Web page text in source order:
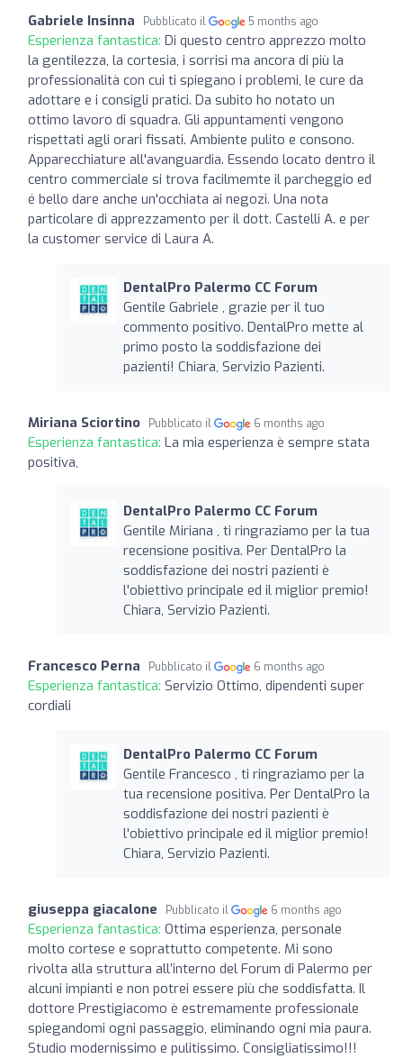
Gabriele Insinna Pubblicato il 5 months ago
Esperienza fantastica: Di questo centro apprezzo molto
la gentilezza, la cortesia, i sorrisi ma ancora di più la
professionalità con cui ti spiegano i problemi, le cure da
adottare e i consigli pratici. Da subito ho notato un
ottimo lavoro di squadra. Gli appuntamenti vengono
rispettati agli orari fissati. Ambiente pulito e consono.
Apparecchiature all'avanguardia. Essendo locato dentro il
centro commerciale si trova facilmemte il parcheggio ed
é bello dare anche un'occhiata ai negozi. Una nota
particolare di apprezzamento per il dott. Castelli A. e per
la customer service di Laura A.
DentalPro Palermo CC Forum
Gentile Gabriele , grazie per il tuo
commento positivo. DentalPro mette al
primo posto la soddisfazione dei
pazienti! Chiara, Servizio Pazienti.
Miriana Sciortino Pubblicato il 6 months ago
Esperienza fantastica: La mia esperienza è sempre stata
positiva,
DentalPro Palermo CC Forum
Gentile Miriana , ti ringraziamo per la tua
recensione positiva. Per DentalPro la
soddisfazione dei nostri pazienti è
l'obiettivo principale ed il miglior premio!
Chiara, Servizio Pazienti.
Francesco Perna Pubblicato il 6 months ago
Esperienza fantastica: Servizio Ottimo, dipendenti super
cordiali
DentalPro Palermo CC Forum
Gentile Francesco , ti ringraziamo per la
tua recensione positiva. Per DentalPro la
soddisfazione dei nostri pazienti è
l'obiettivo principale ed il miglior premio!
Chiara, Servizio Pazienti.
giuseppa giacalone Pubblicato il 6 months ago
Esperienza fantastica: Ottima esperienza, personale
molto cortese e soprattutto competente. Mi sono
rivolta alla struttura all’interno del Forum di Palermo per
alcuni impianti e non potrei essere più che soddisfatta. Il
dottore Prestigiacomo è estremamente professionale
spiegandomi ogni passaggio, eliminando ogni mia paura.
Studio modernissimo e pulitissimo. Consigliatissimo!!!